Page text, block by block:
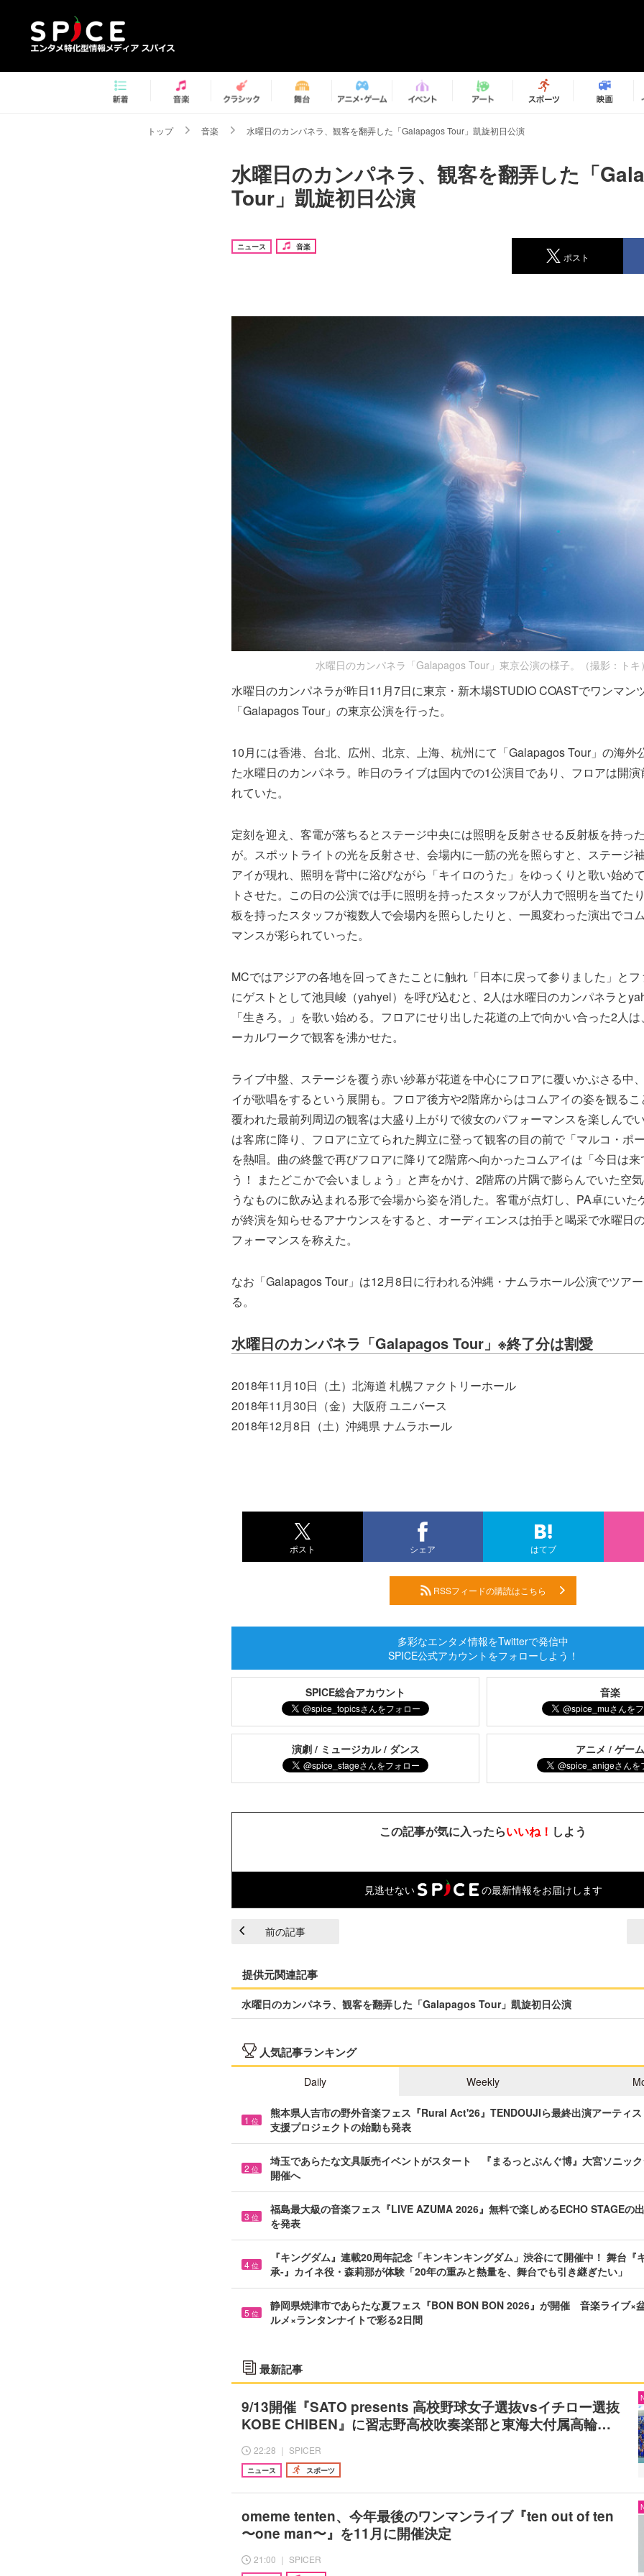
トップ 音楽 水曜日のカンパネラ、観客を翻弄した「Galapagos Tour」凱旋初日公演
水曜日のカンパネラ、観客を翻弄した「
Tour」凱旋初日公演
ニュース 音楽
ポスト
水曜日のカンパネラ「Galapagos Tour」東京公演の様子。（撮影：トキ
水曜日のカンパネラが昨日11月7日に東京・新木場STUDIO COASTでワンマン
「Galapagos Tour」の東京公演を行った。
10月には香港、台北、広州、北京、上海、杭州にて「Galapagos Tour」の海外
た水曜日のカンパネラ。昨日のライブは国内での1公演目であり、フロアは開
れていた。
定刻を迎え、客電が落ちるとステージ中央には照明を反射させる反射板を持っ
が。スポットライトの光を反射させ、会場内に一筋の光を照らすと、ステージ
アイが現れ、照明を背中に浴びながら「キイロのうた」をゆっくりと歌い始め
トさせた。この日の公演では手に照明を持ったスタッフが人力で照明を当てた
板を持ったスタッフが複数人で会場内を照らしたりと、一風変わった演出でコ
マンスが彩られていった。
MCではアジアの各地を回ってきたことに触れ「日本に戻って参りました」と
にゲストとして池貝峻（yahyel）を呼び込むと、2人は水曜日のカンパネラと
「生きろ。」を歌い始める。フロアにせり出した花道の上で向かい合った2人
ーカルワークで観客を沸かせた。
ライブ中盤、ステージを覆う赤い紗幕が花道を中心にフロアに覆いかぶさる中
イが歌唱をするという展開も。フロア後方や2階席からはコムアイの姿を観る
覆われた最前列周辺の観客は大盛り上がりで彼女のパフォーマンスを楽しんで
は客席に降り、フロアに立てられた脚立に登って観客の目の前で「マルコ・ポ
を熱唱。曲の終盤で再びフロアに降りて2階席へ向かったコムアイは「今日は
う！ またどこかで会いましょう」と声をかけ、2階席の片隅で膨らんでいた空
うなものに飲み込まれる形で会場から姿を消した。客電が点灯し、PA卓にいた
が終演を知らせるアナウンスをすると、オーディエンスは拍手と喝采で水曜日
フォーマンスを称えた。
なお「Galapagos Tour」は12月8日に行われる沖縄・ナムラホール公演でツア
る。
水曜日のカンパネラ「Galapagos Tour」※終了分は割愛
2018年11月10日（土）北海道 札幌ファクトリーホール
2018年11月30日（金）大阪府 ユニバース
2018年12月8日（土）沖縄県 ナムラホール
ポスト シェア はてブ
RSSフィードの購読はこちら
多彩なエンタメ情報をTwitterで発信中
SPICE公式アカウントをフォローしよう！
SPICE総合アカウント 音楽
演劇 / ミュージカル / ダンス アニメ / ゲー
この記事が気に入ったらいいね！ しよう
見逃せない の最新情報をお届けします
前の記事
提供元関連記事
水曜日のカンパネラ、観客を翻弄した「Galapagos Tour」凱旋初日公演
人気記事ランキング
Daily Weekly
1 位
熊本県人吉市の野外音楽フェス『Rural Act'26』TENDOUJIら最終出演アーティ
支援プロジェクトの始動も発表
2 位
埼玉であらたな文具販売イベントがスタート 『まるっとぶんぐ博』大宮ソニッ
開催へ
3 位
福島最大級の音楽フェス『LIVE AZUMA 2026』無料で楽しめるECHO STAGEの
を発表
4 位
『キングダム』連載20周年記念「キンキンキングダム」渋谷にて開催中！ 舞台
承-』カイネ役・森莉那が体験「20年の重みと熱量を、舞台でも引き継ぎたい」
5 位
静岡県焼津市であらたな夏フェス『BON BON BON 2026』が開催 音楽ライブ×
ルメ×ランタンナイトで彩る2日間
最新記事
9/13開催『SATO presents 高校野球女子選抜vsイチロー選抜
KOBE CHIBEN』に習志野高校吹奏楽部と東海大付属高輪…
22:28 ｜ SPICER
ニュース スポーツ
omeme tenten、今年最後のワンマンライブ『ten out of ten
〜one man〜』を11月に開催決定
21:00 ｜ SPICER